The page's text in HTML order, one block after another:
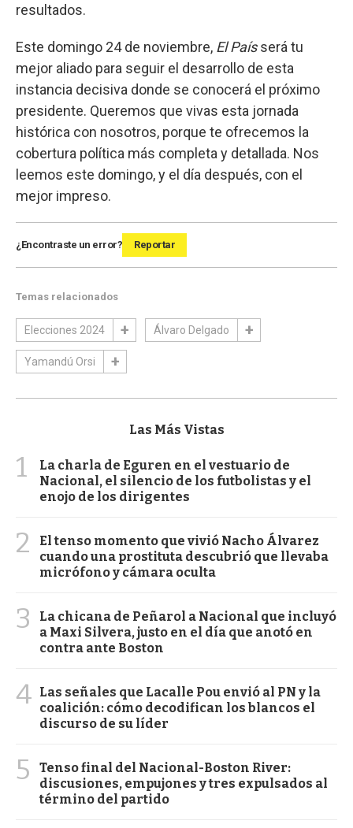
resultados.
Este domingo 24 de noviembre, El Paísserá tu
mejor aliado para seguir el desarrollo de esta
instancia decisiva donde se conocerá el próximo
presidente. Queremos que vivas esta jornada
histórica con nosotros, porque te ofrecemos la
cobertura política más completa y detallada. Nos
leemos este domingo, y el día después, con el
mejor impreso.
¿Encontraste un error? Reportar
Temas relacionados
Elecciones 2024 Álvaro Delgado
Yamandú Orsi
Las Más Vistas
1
La charla de Eguren en el vestuario de
Nacional, el silencio de los futbolistas y el
enojo de los dirigentes
2
El tenso momento que vivió Nacho Álvarez
cuando una prostituta descubrió que llevaba
micrófono y cámara oculta
3
La chicana de Peñarol a Nacional que incluyó
a Maxi Silvera, justo en el día que anotó en
contra ante Boston
4 Las señales que Lacalle Pou envió al PN y la
coalición: cómo decodifican los blancos el
discurso de su líder
5
Tenso final del Nacional-Boston River:
discusiones, empujones y tres expulsados al
término del partido